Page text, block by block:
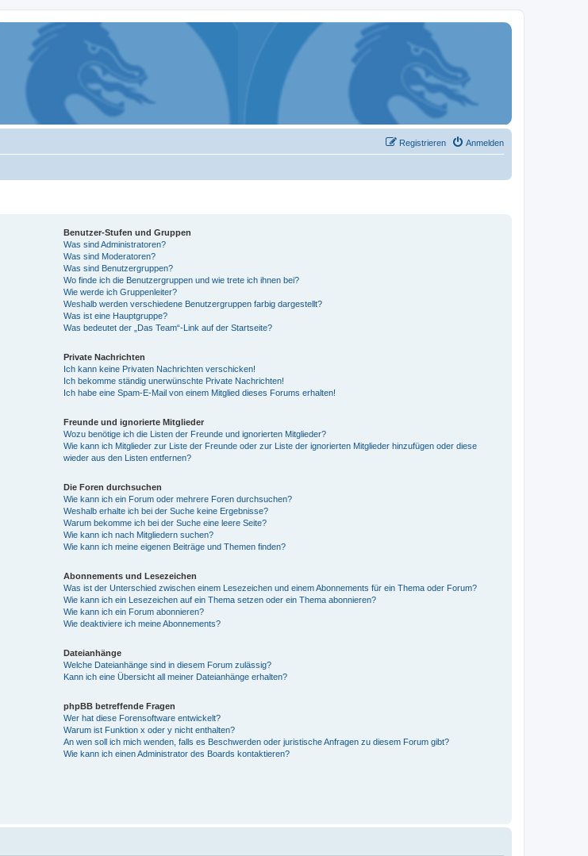
Anmelden
Registrieren
Benutzer-Stufen und Gruppen
Was sind Administratoren?
Was sind Moderatoren?
Was sind Benutzergruppen?
Wo finde ich die Benutzergruppen und wie trete ich ihnen bei?
Wie werde ich Gruppenleiter?
Weshalb werden verschiedene Benutzergruppen farbig dargestellt?
Was ist eine Hauptgruppe?
Was bedeutet der „Das Team“-Link auf der Startseite?
Private Nachrichten
Ich kann keine Privaten Nachrichten verschicken!
Ich bekomme ständig unerwünschte Private Nachrichten!
Ich habe eine Spam-E-Mail von einem Mitglied dieses Forums erhalten!
Freunde und ignorierte Mitglieder
Wozu benötige ich die Listen der Freunde und ignorierten Mitglieder?
Wie kann ich Mitglieder zur Liste der Freunde oder zur Liste der ignorierten Mitglieder hinzufügen oder diese
wieder aus den Listen entfernen?
Die Foren durchsuchen
Wie kann ich ein Forum oder mehrere Foren durchsuchen?
Weshalb erhalte ich bei der Suche keine Ergebnisse?
Warum bekomme ich bei der Suche eine leere Seite?
Wie kann ich nach Mitgliedern suchen?
Wie kann ich meine eigenen Beiträge und Themen finden?
Abonnements und Lesezeichen
Was ist der Unterschied zwischen einem Lesezeichen und einem Abonnements für ein Thema oder Forum?
Wie kann ich ein Lesezeichen auf ein Thema setzen oder ein Thema abonnieren?
Wie kann ich ein Forum abonnieren?
Wie deaktiviere ich meine Abonnements?
Dateianhänge
Welche Dateianhänge sind in diesem Forum zulässig?
Kann ich eine Übersicht all meiner Dateianhänge erhalten?
phpBB betreffende Fragen
Wer hat diese Forensoftware entwickelt?
Warum ist Funktion x oder y nicht enthalten?
An wen soll ich mich wenden, falls es Beschwerden oder juristische Anfragen zu diesem Forum gibt?
Wie kann ich einen Administrator des Boards kontaktieren?